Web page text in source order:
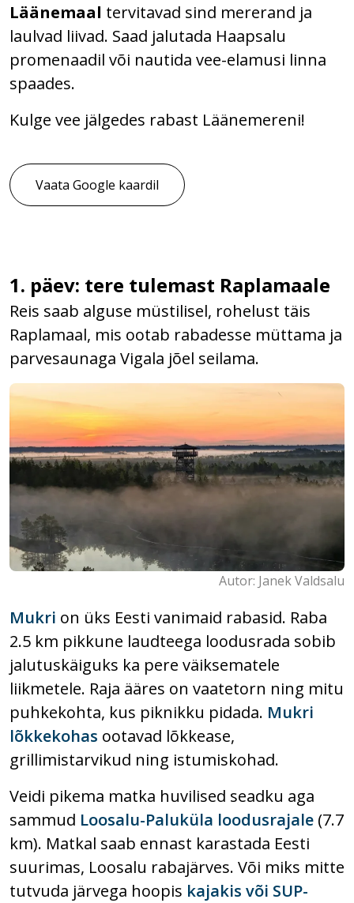
Läänemaal tervitavad sind mererand ja
laulvad liivad. Saad jalutada Haapsalu
promenaadil või nautida vee-elamusi linna
spaades.
Kulge vee jälgedes rabast Läänemereni!
Vaata Google kaardil
1. päev: tere tulemast Raplamaale
Reis saab alguse müstilisel, rohelust täis
Raplamaal, mis ootab rabadesse müttama ja
parvesaunaga Vigala jõel seilama.
Autor: Janek Valdsalu
Mukri on üks Eesti vanimaid rabasid. Raba
2.5 km pikkune laudteega loodusrada sobib
jalutuskäiguks ka pere väiksematele
liikmetele. Raja ääres on vaatetorn ning mitu
puhkekohta, kus piknikku pidada. Mukri
lõkkekohas ootavad lõkkease,
grillimistarvikud ning istumiskohad.
Veidi pikema matka huvilised seadku aga
sammud Loosalu-Paluküla loodusrajale (7.7
km). Matkal saab ennast karastada Eesti
suurimas, Loosalu rabajärves. Või miks mitte
tutvuda järvega hoopis kajakis või SUP-